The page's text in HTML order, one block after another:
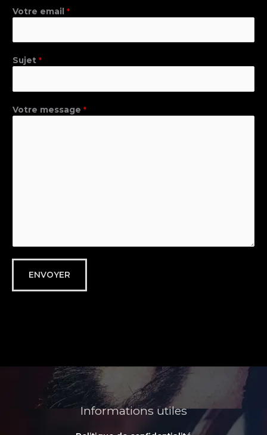
Votre email *
Sujet *
Votre message *
ENVOYER
Informations utiles